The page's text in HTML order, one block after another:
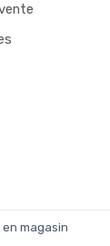
magasin